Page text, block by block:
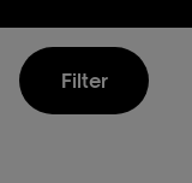
Filter